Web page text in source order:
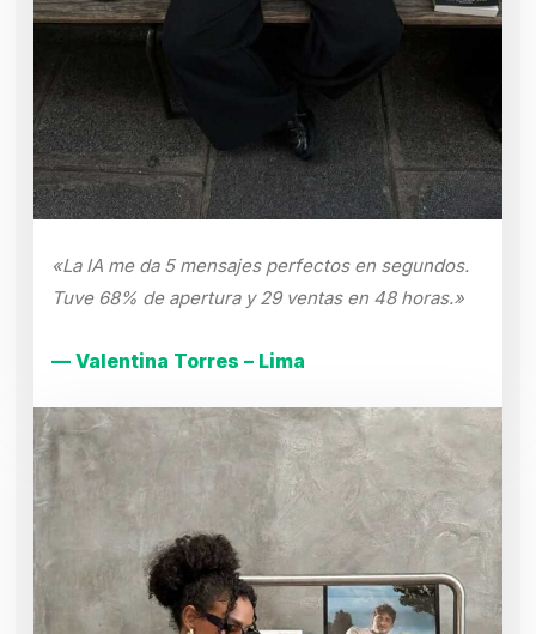
«La IA me da 5 mensajes perfectos en segundos.
Tuve 68% de apertura y 29 ventas en 48 horas.»
— Valentina Torres – Lima